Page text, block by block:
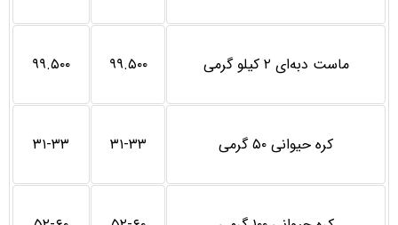
ماست دبه‌ای ۲ کیلو گرمی ۹۹.۵۰۰ ۹۹.۵۰۰
کره حیوانی ۵۰ گرمی ۳۱-۳۳ ۳۱-۳۳